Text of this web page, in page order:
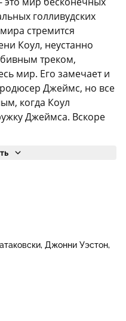
голливудских
стремится
Коул, неустанно
треком,
мир. Его замечает и
Джеймс, но все
когда Коул
Джеймса. Вскоре
Джонни Уэстон